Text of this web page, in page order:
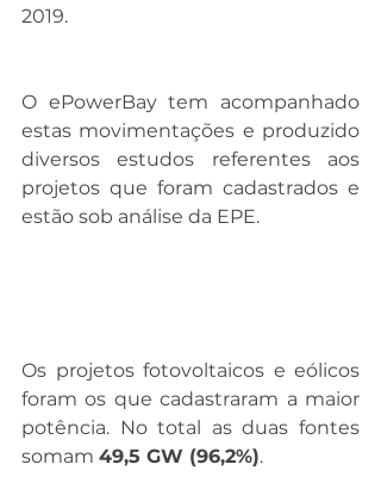
2019.
O ePowerBay tem acompanhado
estas movimentações e produzido
diversos estudos referentes aos
projetos que foram cadastrados e
estão sob análise da EPE.
Os projetos fotovoltaicos e eólicos
foram os que cadastraram a maior
potência. No total as duas fontes
somam 49,5 GW (96,2%).